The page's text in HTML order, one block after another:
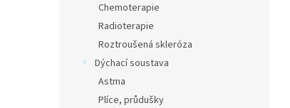
Chemoterapie
Radioterapie
Roztroušená skleróza
Dýchací soustava
Astma
Plíce, průdušky